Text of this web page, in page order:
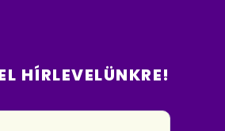
HÍRLEVELÜNKRE!